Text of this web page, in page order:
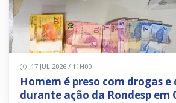
17 JUL 2026 / 11H00
Homem é preso com drogas e
durante ação da Rondesp em